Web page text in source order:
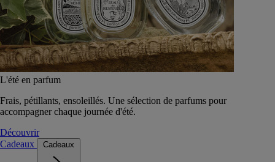
L'été en parfum
Frais, pétillants, ensoleillés. Une sélection de parfums pour
accompagner chaque journée d'été.
Découvrir
Cadeaux
Cadeaux